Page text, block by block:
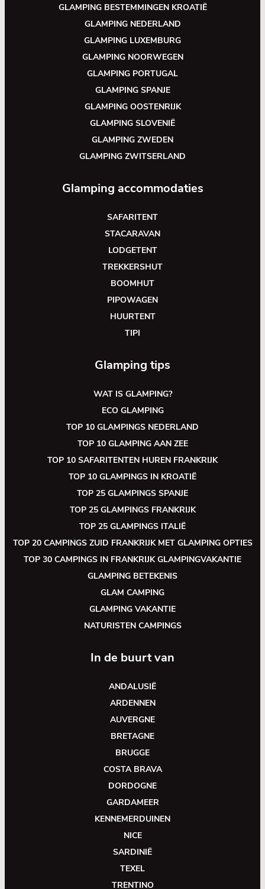
GLAMPING BESTEMMINGEN KROATIË
GLAMPING NEDERLAND
GLAMPING LUXEMBURG
GLAMPING NOORWEGEN
GLAMPING PORTUGAL
GLAMPING SPANJE
GLAMPING OOSTENRIJK
GLAMPING SLOVENIË
GLAMPING ZWEDEN
GLAMPING ZWITSERLAND
Glamping accommodaties
SAFARITENT
STACARAVAN
LODGETENT
TREKKERSHUT
BOOMHUT
PIPOWAGEN
HUURTENT
TIPI
Glamping tips
WAT IS GLAMPING?
ECO GLAMPING
TOP 10 GLAMPINGS NEDERLAND
TOP 10 GLAMPING AAN ZEE
TOP 10 SAFARITENTEN HUREN FRANKRIJK
TOP 10 GLAMPINGS IN KROATIË
TOP 25 GLAMPINGS SPANJE
TOP 25 GLAMPINGS FRANKRIJK
TOP 25 GLAMPINGS ITALIË
TOP 20 CAMPINGS ZUID FRANKRIJK MET GLAMPING OPTIES
TOP 30 CAMPINGS IN FRANKRIJK GLAMPINGVAKANTIE
GLAMPING BETEKENIS
GLAM CAMPING
GLAMPING VAKANTIE
NATURISTEN CAMPINGS
In de buurt van
ANDALUSIË
ARDENNEN
AUVERGNE
BRETAGNE
BRUGGE
COSTA BRAVA
DORDOGNE
GARDAMEER
KENNEMERDUINEN
NICE
SARDINIË
TEXEL
TRENTINO